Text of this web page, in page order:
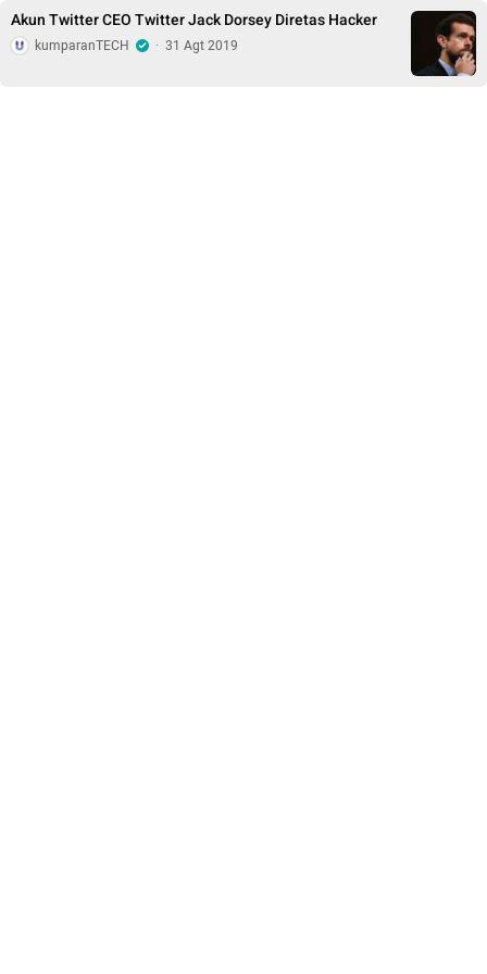
Akun Twitter CEO Twitter Jack Dorsey Diretas Hacker
kumparanTECH · 31 Agt 2019